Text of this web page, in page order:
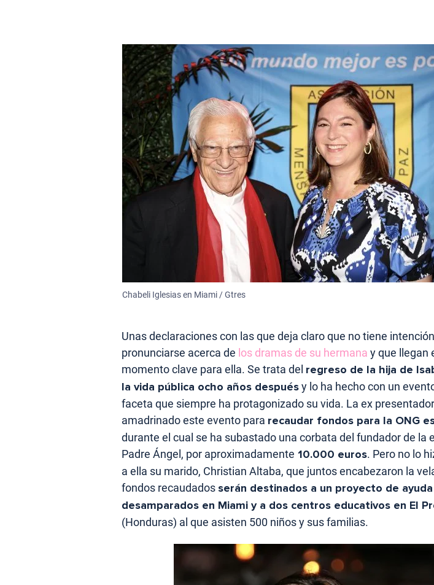
Chabeli Iglesias en Miami / Gtres
Unas declaraciones con las que deja claro que no tiene
pronunciarse acerca de los dramas de su hermana y que llegan
momento clave para ella. Se trata del regreso de la hija de
la vida pública ocho años despuésy lo ha hecho con un
faceta que siempre ha protagonizado su vida. La ex
amadrinado este evento para recaudar fondos para la ONG
durante el cual se ha subastado una corbata del fundador de la
Padre Ángel, por aproximadamente 10.000 euros. Pero no lo
a ella su marido, Christian Altaba, que juntos encabezaron la
fondos recaudados serán destinados a un proyecto de
desamparados en Miami y a dos centros educativos en El
(Honduras) al que asisten 500 niños y sus familias.